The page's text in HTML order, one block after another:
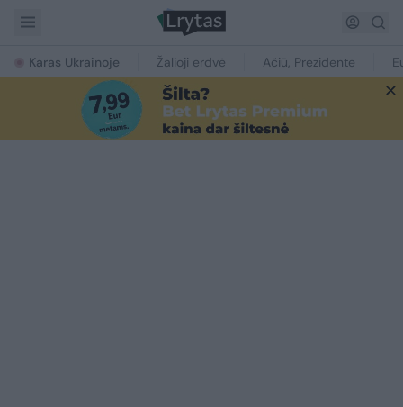
Karas Ukrainoje Žalioji erdvė Ačiū, Prezidente